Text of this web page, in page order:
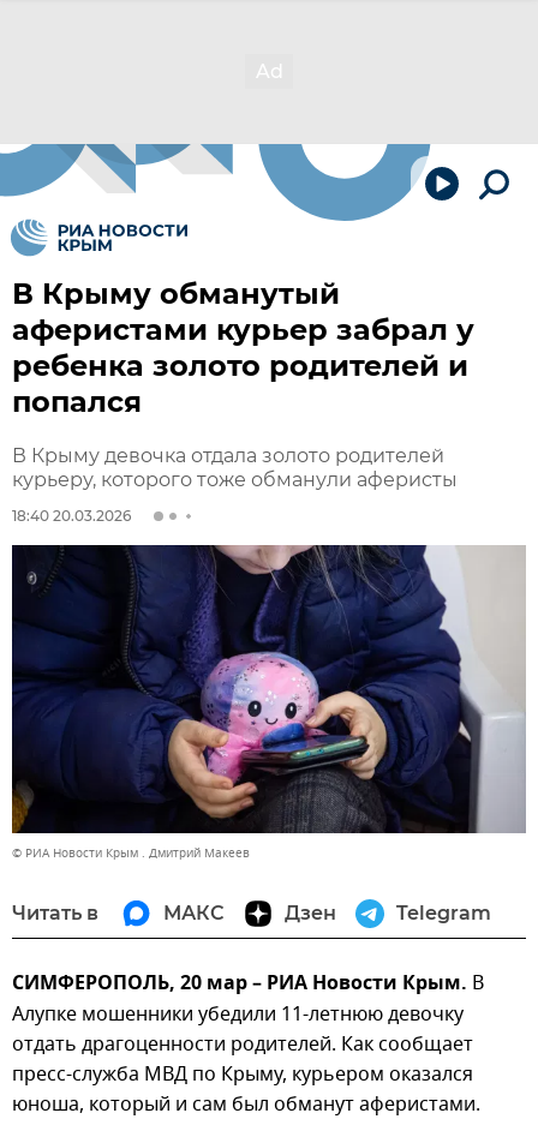
В Крыму обманутый
аферистами курьер забрал у
ребенка золото родителей и
попался
В Крыму девочка отдала золото родителей
курьеру, которого тоже обманули аферисты
18:40 20.03.2026
© РИА Новости Крым . Дмитрий Макеев
Читать в МАКС Дзен Telegram
СИМФЕРОПОЛЬ, 20 мар – РИА Новости Крым. В
Алупке мошенники убедили 11-летнюю девочку
отдать драгоценности родителей. Как сообщает
пресс-служба МВД по Крыму, курьером оказался
юноша, который и сам был обманут аферистами.